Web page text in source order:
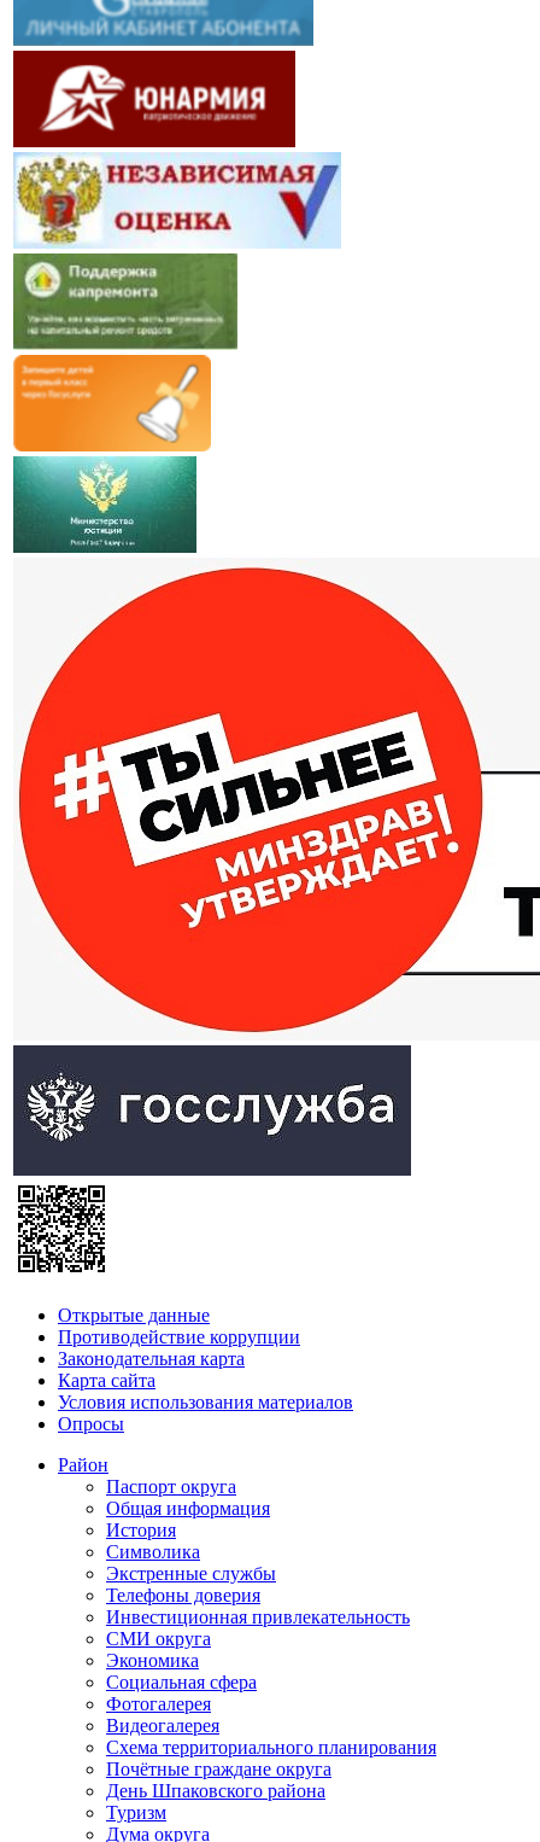
Открытые данные
Противодействие коррупции
Законодательная карта
Карта сайта
Условия использования материалов
Опросы
Район
Паспорт округа
Общая информация
История
Символика
Экстренные службы
Телефоны доверия
Инвестиционная привлекательность
СМИ округа
Экономика
Социальная сфера
Фотогалерея
Видеогалерея
Схема территориального планирования
Почётные граждане округа
День Шпаковского района
Туризм
Дума округа